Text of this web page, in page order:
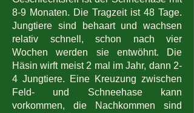
8-9 Monaten. Die Tragzeit ist 48 Tage.
Jungtiere sind behaart und wachsen
relativ schnell, schon nach vier
Wochen werden sie entwöhnt. Die
Häsin wirft meist 2 mal im Jahr, dann 2-
4 Jungtiere. Eine Kreuzung zwischen
Feld- und Schneehase kann
vorkommen, die Nachkommen sind